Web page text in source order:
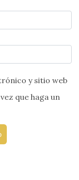
y sitio web
que haga un